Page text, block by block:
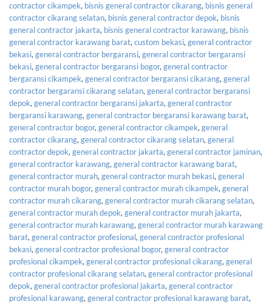
contractor cikampek, bisnis general contractor cikarang, bisnis general
contractor cikarang selatan, bisnis general contractor depok, bisnis
general contractor jakarta, bisnis general contractor karawang, bisnis
general contractor karawang barat, custom bekasi, general contractor
bekasi, general contractor bergaransi, general contractor bergaransi
bekasi, general contractor bergaransi bogor, general contractor
bergaransi cikampek, general contractor bergaransi cikarang, general
contractor bergaransi cikarang selatan, general contractor bergaransi
depok, general contractor bergaransi jakarta, general contractor
bergaransi karawang, general contractor bergaransi karawang barat,
general contractor bogor, general contractor cikampek, general
contractor cikarang, general contractor cikarang selatan, general
contractor depok, general contractor jakarta, general contractor jaminan,
general contractor karawang, general contractor karawang barat,
general contractor murah, general contractor murah bekasi, general
contractor murah bogor, general contractor murah cikampek, general
contractor murah cikarang, general contractor murah cikarang selatan,
general contractor murah depok, general contractor murah jakarta,
general contractor murah karawang, general contractor murah karawang
barat, general contractor profesional, general contractor profesional
bekasi, general contractor profesional bogor, general contractor
profesional cikampek, general contractor profesional cikarang, general
contractor profesional cikarang selatan, general contractor profesional
depok, general contractor profesional jakarta, general contractor
profesional karawang, general contractor profesional karawang barat,